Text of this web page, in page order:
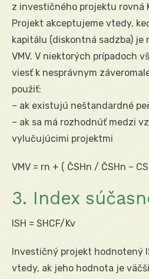
z investičného projektu rovná
Projekt akceptujeme vtedy,
kapitálu (diskontná sadzba) je
VMV. V niektorých prípadoch
viesť k nesprávnym
použiť:
– ak existujú neštandardné
– ak sa má rozhodnúť medzi
vylučujúcimi projektmi
VMV = rn + ( ČSHn / ČSHn –
3. Index
ISH = SHCF/Kv
Investičný projekt hodnotený
vtedy, ak jeho hodnota je